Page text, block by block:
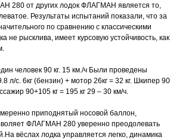
280 от других лодок ФЛАГМАН является то,
Результаты испытаний показали, что за
по сравнению с классическими
рысклива, имеет курсовую устойчивость, как
человек 90 кг. 15 км./ч Были проведены
л/с. 6кг (бензин) + мотор 26кг = 32 кг. Шкипер 90
90+105 кг = 195 кг 29 – 30 км/ч.
приподнятый носовой баллон,
ФЛАГМАН 280 уверенно преодолевать
вёслах лодка управляется легко, динамика